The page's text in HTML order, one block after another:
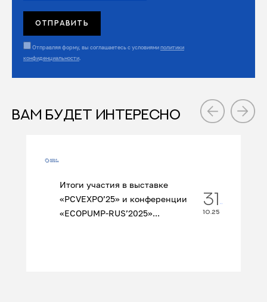
Отправляя форму, вы соглашаетесь с условиямиполитики
конфиденциальности.
ВАМ БУДЕТ ИНТЕРЕСНО
Итоги участия в выставке
«PCVEXPO’25» и конференции
«ECOPUMP‑RUS’2025»...
31
10.25